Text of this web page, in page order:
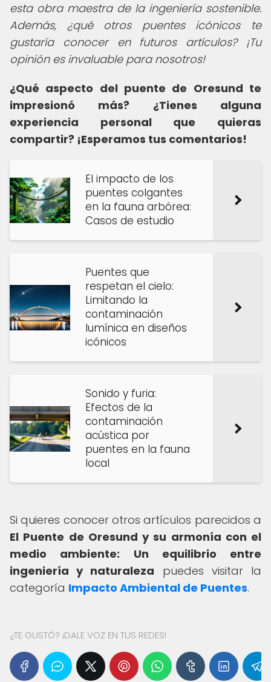
esta obra maestra de la ingeniería sostenible.
Además, ¿qué otros puentes icónicos te
gustaría conocer en futuros artículos? ¡Tu
opinión es invaluable para nosotros!
¿Qué aspecto del puente de Oresund te
impresionó más? ¿Tienes alguna
experiencia personal que quieras
compartir? ¡Esperamos tus comentarios!
El impacto de los
puentes colgantes
en la fauna arbórea:
Casos de estudio
Puentes que
respetan el cielo:
Limitando la
contaminación
lumínica en diseños
icónicos
Sonido y furia:
Efectos de la
contaminación
acústica por
puentes en la fauna
local
Si quieres conocer otros artículos parecidos a
El Puente de Oresund y su armonía con el
medio ambiente: Un equilibrio entre
ingeniería y naturaleza puedes visitar la
categoría Impacto Ambiental de Puentes.
¿TE GUSTÓ? ¡DALE VOZ EN TUS REDES!